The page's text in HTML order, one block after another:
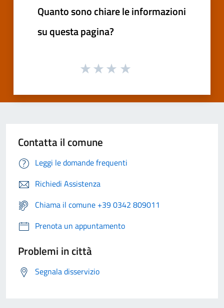
Quanto sono chiare le informazioni
su questa pagina?
Contatta il comune
Leggi le domande frequenti
Richiedi Assistenza
Chiama il comune +39 0342 809011
Prenota un appuntamento
Problemi in città
Segnala disservizio